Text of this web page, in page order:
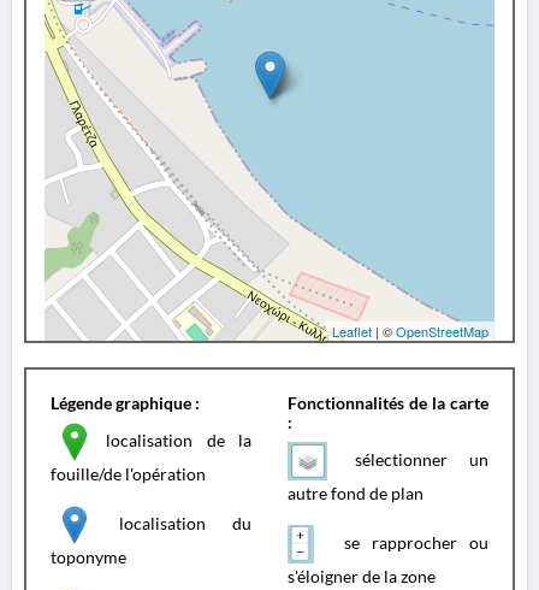
Leaflet | ©OpenStreetMap
Légende graphique :
localisation de la
fouille/de l'opération
localisation du
toponyme
Fonctionnalités de la carte
:
sélectionner un
autre fond de plan
se rapprocher ou
s'éloigner de la zone